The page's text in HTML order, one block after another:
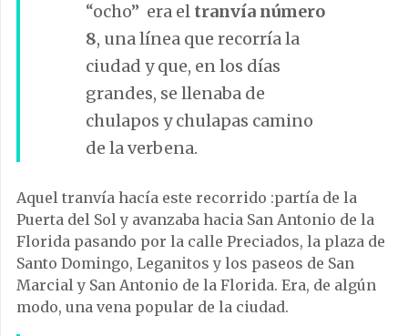
“ocho” era el tranvía número
8, una línea que recorría la
ciudad y que, en los días
grandes, se llenaba de
chulapos y chulapas camino
de la verbena.
Aquel tranvía hacía este recorrido :partía de la
Puerta del Sol y avanzaba hacia San Antonio de la
Florida pasando por la calle Preciados, la plaza de
Santo Domingo, Leganitos y los paseos de San
Marcial y San Antonio de la Florida. Era, de algún
modo, una vena popular de la ciudad.